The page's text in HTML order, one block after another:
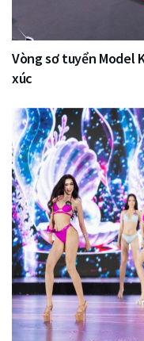
Vòng sơ tuyển Model
xúc